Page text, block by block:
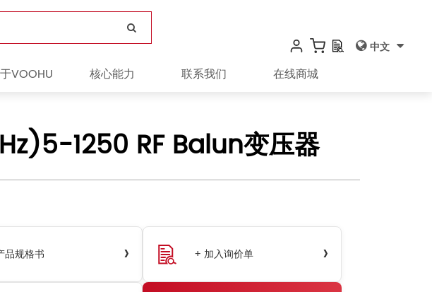
VOOHU 核心能力 联系我们 在线商城
中文
1250 RF Balun变压器
品规格书 › + 加入询价单 ›